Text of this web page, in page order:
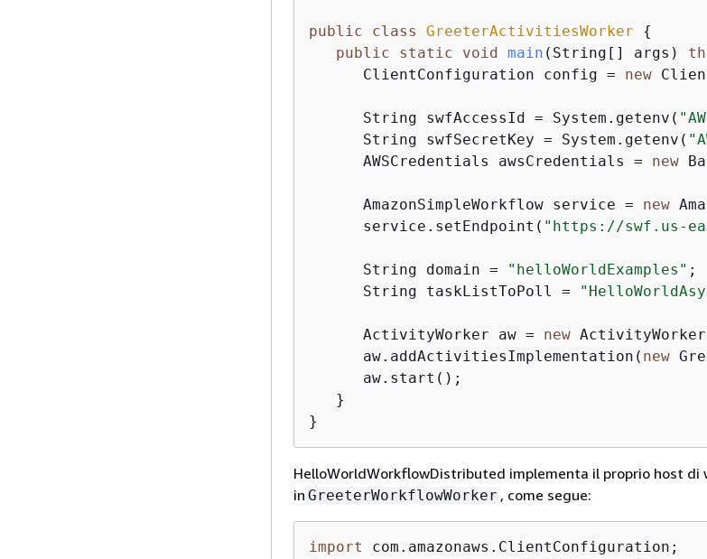
public class GreeterActivitiesWorker
{
public
static void main (String[] args)
      ClientConfiguration config =
new
      String swfAccessId = System.getenv(
      String swfSecretKey = System.getenv(
      AWSCredentials awsCredentials =
new
      AmazonSimpleWorkflow service =
new
      service.setEndpoint(
"https://swf.us-
      String domain =
"helloWorldExamples" ;
      String taskListToPoll =
      ActivityWorker aw =
new
      aw.addActivitiesImplementation(
new
      aw.start();
   }
}
HelloWorldWorkflowDistributed implementa il proprio host di
in GreeterWorkflowWorker , come segue:
import